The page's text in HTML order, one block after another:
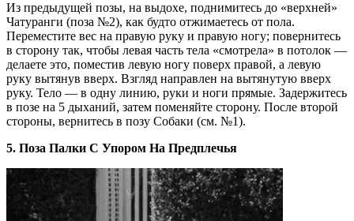
Из предыдущей позы, на выдохе, поднимитесь до «верхней»
Чатуранги (поза №2), как будто отжимаетесь от пола.
Переместите вес на правую руку и правую ногу; повернитесь
в сторону так, чтобы левая часть тела «смотрела» в потолок —
делаете это, поместив левую ногу поверх правой, а левую
руку вытянув вверх. Взгляд направлен на вытянутую вверх
руку. Тело — в одну линию, руки и ноги прямые. Задержитесь
в позе на 5 дыханий, затем поменяйте сторону. После второй
стороны, вернитесь в позу Собаки (см. №1).
5. Поза Палки С Упором На Предплечья